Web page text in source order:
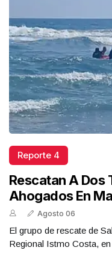
Reporte 4
Rescatan A Dos
Ahogados En
Agosto 06
El grupo de rescate de
Regional Istmo Costa,